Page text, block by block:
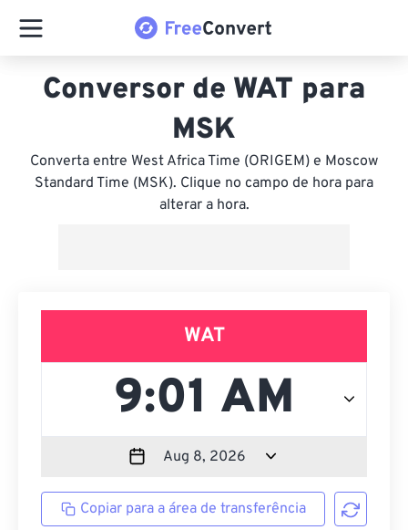
Conversor de WAT para
MSK
Converta entre West Africa Time (ORIGEM) e Moscow
Standard Time (MSK). Clique no campo de hora para
alterar a hora.
WAT
Copiar para a área de transferência